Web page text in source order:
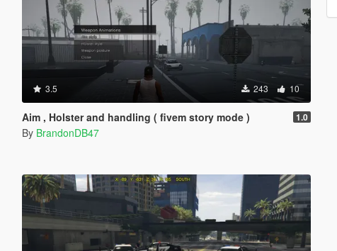
3.5 243 10
Aim , Holster and handling ( fivem story mode ) 1.0
By BrandonDB47